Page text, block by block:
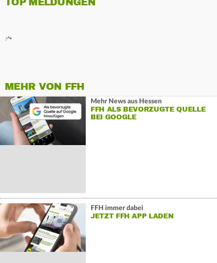
MEHR VON FFH
Mehr News aus Hessen
FFH ALS BEVORZUGTE QUELLE
BEI GOOGLE
FFH immer dabei
JETZT FFH APP LADEN